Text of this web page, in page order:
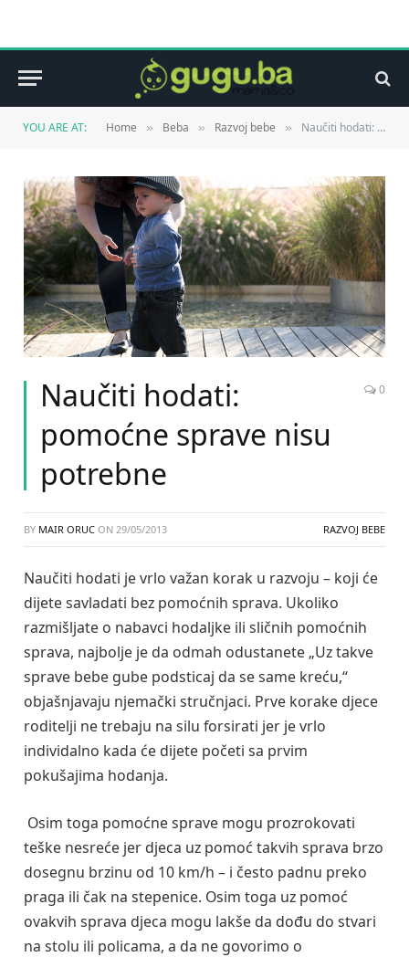
YOU ARE AT: Home » Beba » Razvoj bebe » Naučiti hodati: pomoćne sprave nisu potrebne
Naučiti hodati:
pomoćne sprave nisu
potrebne
0
BY MAIR ORUC ON 29/05/2013 RAZVOJ BEBE
Naučiti hodati je vrlo važan korak u razvoju – koji će
dijete savladati bez pomoćnih sprava. Ukoliko
razmišljate o nabavci hodaljke ili sličnih pomoćnih
sprava, najbolje je da odmah odustanete „Uz takve
sprave bebe gube podsticaj da se same kreću,“
objašnjavaju njemački stručnjaci. Prve korake djece
roditelji ne trebaju na silu forsirati jer je vrlo
individalno kada će dijete početi sa prvim
pokušajima hodanja.
Osim toga pomoćne sprave mogu prozrokovati
teške nesreće jer djeca uz pomoć takvih sprava brzo
dosegnu brzinu od 10 km/h – i često padnu preko
praga ili čak na stepenice. Osim toga uz pomoć
ovakvih sprava djeca mogu lakše da dođu do stvari
na stolu ili policama, a da ne govorimo o